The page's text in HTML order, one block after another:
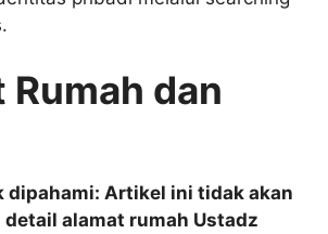
Rumah dan
dipahami: Artikel ini tidak akan
alamat rumah Ustadz